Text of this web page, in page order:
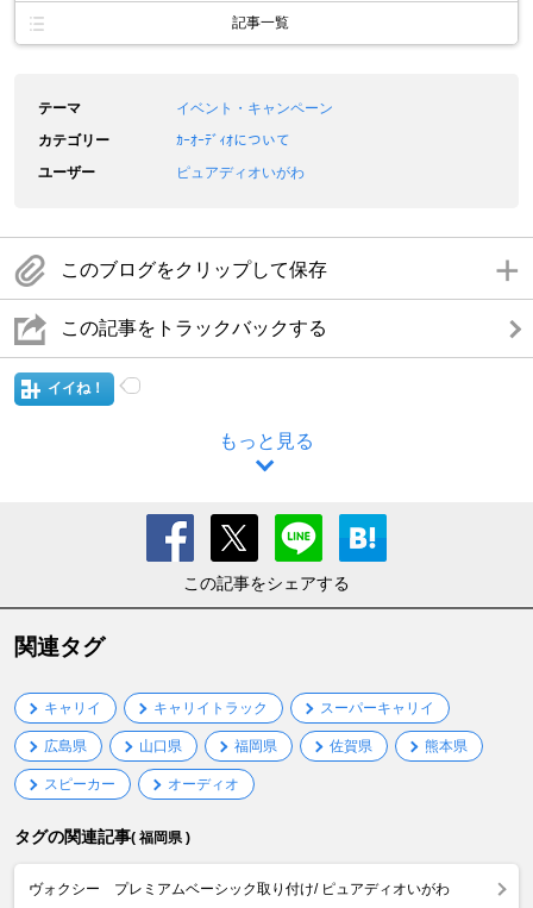
記事一覧
テーマ
イベント・キャンペーン
カテゴリー
ｶｰｵｰﾃﾞｨｵについて
ユーザー
ピュアディオいがわ
このブログをクリップして保存
この記事をトラックバックする
イイね！
もっと見る
この記事をシェアする
関連タグ
キャリイ キャリイトラック スーパーキャリイ
広島県 山口県 福岡県 佐賀県 熊本県
スピーカー オーディオ
タグの関連記事( 福岡県 )
ヴォクシー プレミアムベーシック取り付け/ ピュアディオいがわ